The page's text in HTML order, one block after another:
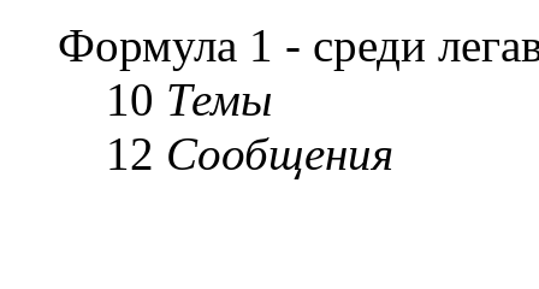
Формула 1 - среди
10 Темы
12 Сообщения